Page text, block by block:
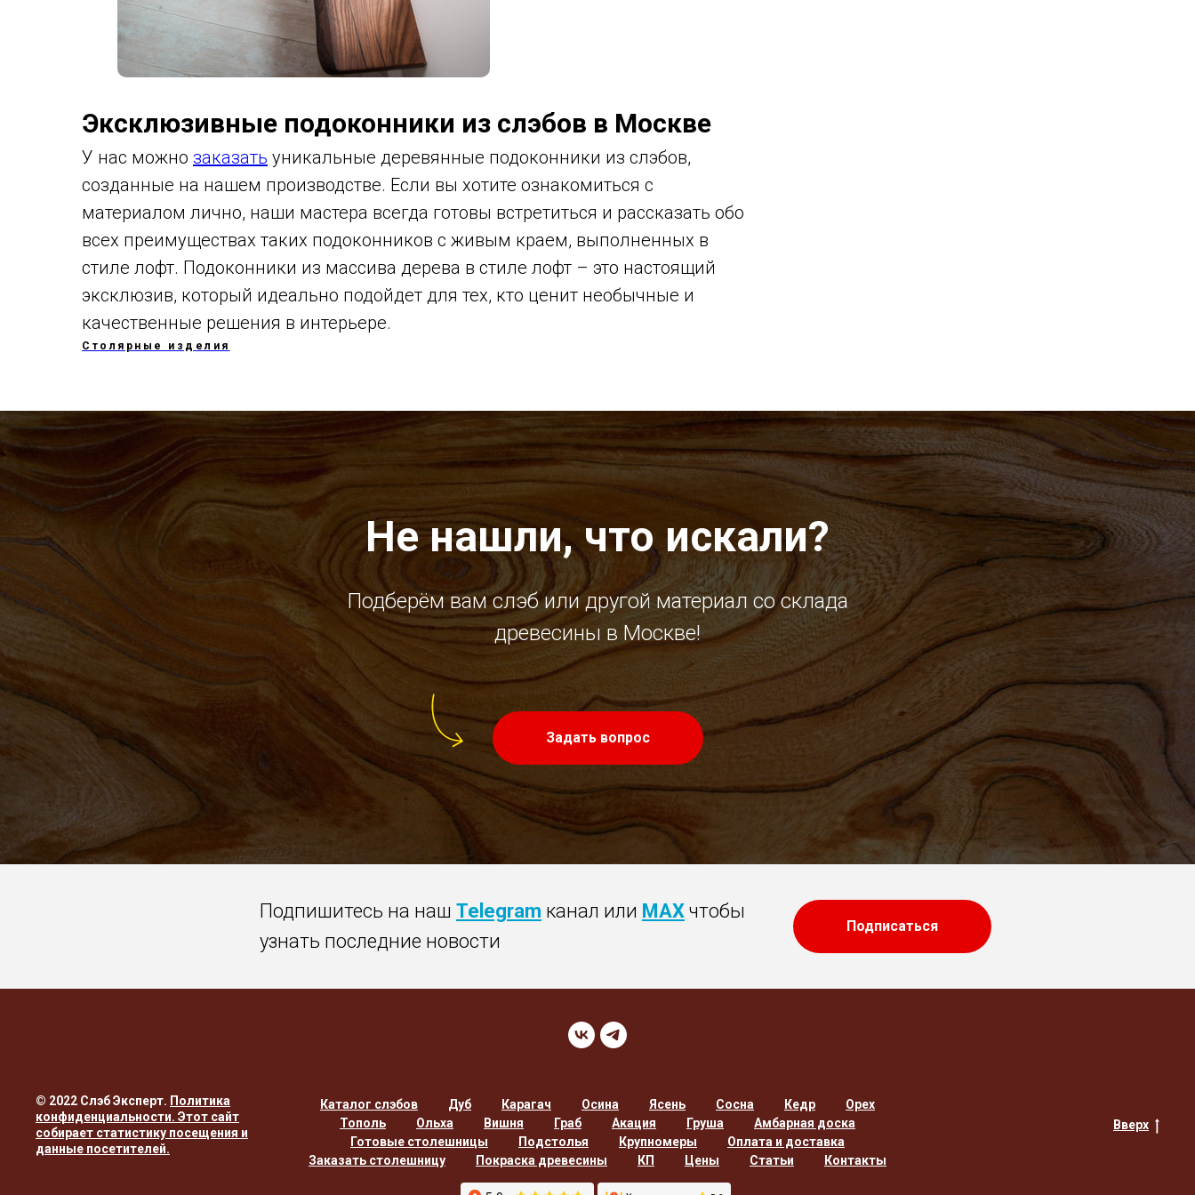
Эксклюзивные подоконники из слэбов в Москве
У нас можно заказать уникальные деревянные подоконники из слэбов,
созданные на нашем производстве. Если вы хотите ознакомиться с
материалом лично, наши мастера всегда готовы встретиться и рассказать обо
всех преимуществах таких подоконников с живым краем, выполненных в
стиле лофт. Подоконники из массива дерева в стиле лофт – это настоящий
эксклюзив, который идеально подойдет для тех, кто ценит необычные и
качественные решения в интерьере.
Столярные изделия
Не нашли, что искали?
Подберём вам слэб или другой материал со склада
древесины в Москве!
Задать вопрос
Подпишитесь на наш Telegram канал или MAX чтобы
узнать последние новости
Подписаться
© 2022 Слэб Эксперт. Политика
конфиденциальности. Этот сайт
собирает статистику посещения и
данные посетителей.
Каталог слэбов Дуб Карагач Осина Ясень Сосна Кедр
Орех
Тополь
Ольха Вишня Граб Акация Груша
Амбарная доска
Готовые столешницы
Подстолья Крупномеры
Оплата и доставка
Заказать столешницу
Покраска древесины КП Цены Статьи Контакты
Вверх